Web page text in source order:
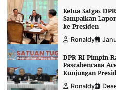
Ketua Satgas
Sampaikan
ke Presiden
Ronaldy
DPR RI Pimpin
Pascabencana
Kunjungan
Ronaldy